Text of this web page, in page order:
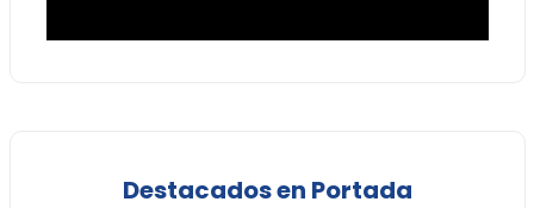
Destacados en Portada